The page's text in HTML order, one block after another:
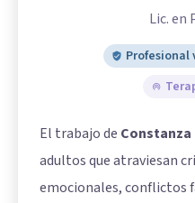
Lic. en
Profesional
El trabajo de Constanza
adultos que atraviesan
emocionales, conflictos